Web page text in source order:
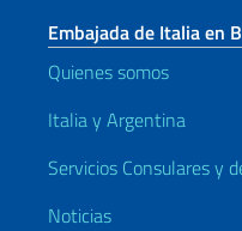
Embajada de Italia en
Quienes somos
Italia y Argentina
Servicios Consulares y
Noticias